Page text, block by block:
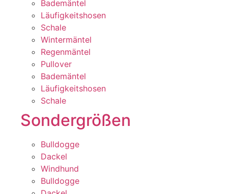
Bademäntel
Läufigkeitshosen
Schale
Wintermäntel
Regenmäntel
Pullover
Bademäntel
Läufigkeitshosen
Schale
Sondergrößen
Bulldogge
Dackel
Windhund
Bulldogge